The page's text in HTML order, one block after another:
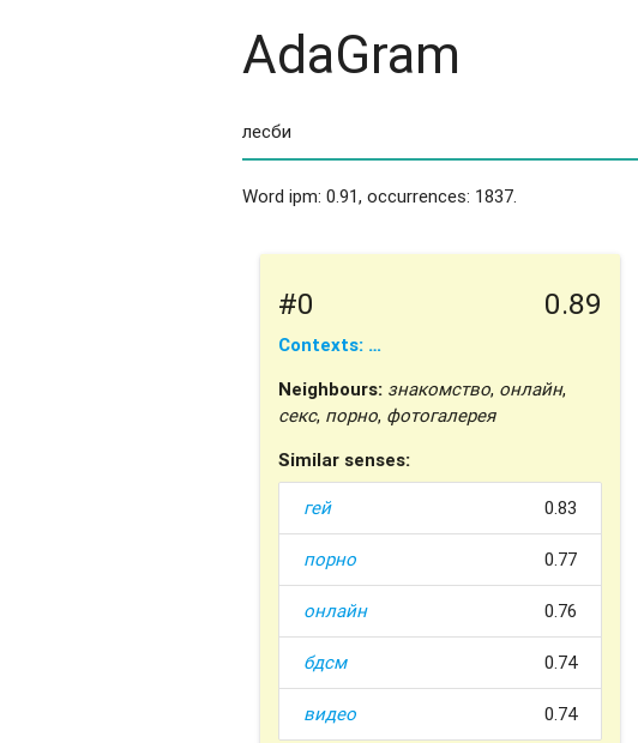
AdaGram
Word ipm: 0.91, occurrences: 1837.
#0 0.89
Contexts: …
Neighbours: знакомство, онлайн,
секс, порно, фотогалерея
Similar senses:
гей 0.83
порно 0.77
онлайн 0.76
бдсм 0.74
видео 0.74